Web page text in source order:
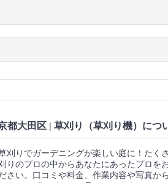
都大田区 | 草刈り（草刈り機）につ
刈りでガーデニングが楽しい庭に！たく
りのプロの中からあなたにあったプロを
さい。口コミや料金、作業内容や写真か